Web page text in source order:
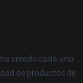
creado cada uno
de productos de